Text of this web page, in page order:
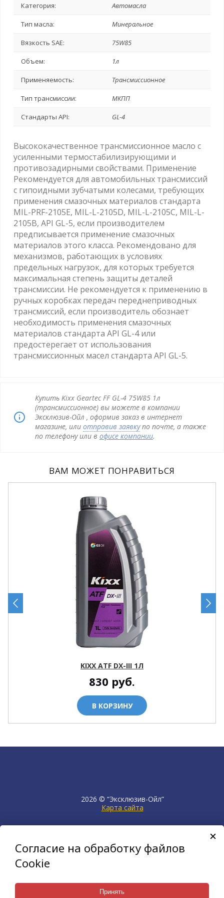
Категория: Автомасла
Тип масла: Минеральное
Вязкость SAE: 75W85
Объем: 1л
Применяемость: Трансмиссионное
Тип трансмиссии: МКПП
Стандарты API: GL-4
Высококачественное трансмиссионное масло с
усиленными термостабилизирующими и
противозадирными свойствами. Применение
Рекомендуется для автомобильных трансмиссий
с гипоидными зубчатыми колесами, требующих
применения смазочных материалов стандарта
MIL-PRF-2105E, MIL-L-2105D, MIL-L-2105C, MIL-L-
2105B, API GL-5, если производителем
предписывается применение смазочных
материалов этого класса. Рекомендовано для
механизмов, работающих в условиях
предельных нагрузок, для которых требуется
максимальная степень защиты деталей
трансмиссии. Не рекомендуется к применению в
ручных коробках передач переднеприводных
трансмиссий, если производитель обознает
необходимость применения смазочных
материалов стандарта API GL-4 или
предостерегает от использования
трансмиссионных масел стандарта API GL-5.
Купить Kixx Geartec FF GL-4 75W85 1л
(трансмиссионное) вы можете в компании
Эксклюзив-Ойл , оформив заказ в интернет
магазине, или отправив заявкупо почте, а также
по телефону или в офисе компании.
ВАМ МОЖЕТ ПОНРАВИТЬСЯ
KIXX ATF DX-III 1Л
830 руб.
В КОРЗИНУ
2026 © “Эксклюзив-Ойл”
Карта сайта
продвижение сайта НЕТКАМ
создан на платформе
KORZILLA
Согласие на обработку файлов
Cookie
Принять